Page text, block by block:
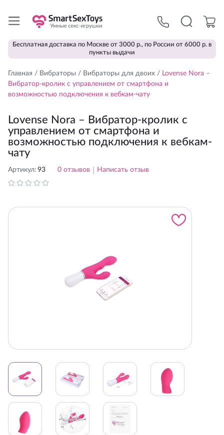
Бесплатная доставка по Москве от 3000 р., по России от 6000 р. в
пункты выдачи
Главная / Вибраторы / Вибраторы для двоих / Lovense Nora –
Вибратор-кролик с управлением от смартфона и
возможностью подключения к вебкам-чату
Lovense Nora – Вибратор-кролик с
управлением от смартфона и
возможностью подключения к вебкам-
чату
Артикул: 93 0 отзывов Написать отзыв